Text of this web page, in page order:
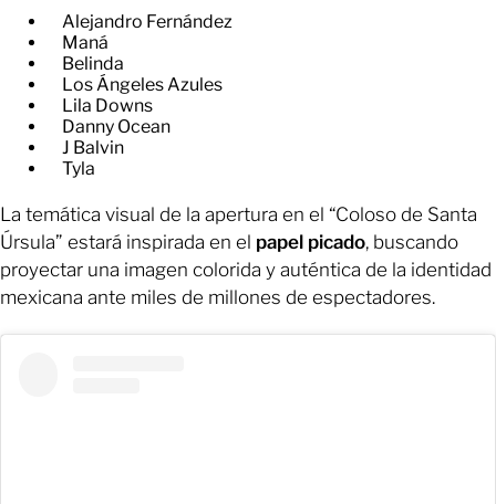
Alejandro Fernández
Maná
Belinda
Los Ángeles Azules
Lila Downs
Danny Ocean
J Balvin
Tyla
La temática visual de la apertura en el “Coloso de Santa
Úrsula” estará inspirada en el papel picado, buscando
proyectar una imagen colorida y auténtica de la identidad
mexicana ante miles de millones de espectadores.